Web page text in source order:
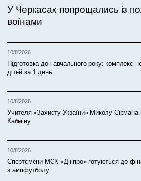
У Черкасах попрощались із
воїнами
10/8/2026
Підготовка до навчального року: комплекс
дітей за 1 день
10/8/2026
Учителя «Захисту України» Миколу
Кабміну
10/8/2026
Спортсмени МСК «Дніпро» готуються до
з ампфутболу